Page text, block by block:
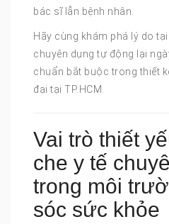
bác sĩ lẫn bệnh nhân.
Hãy cùng khám phá lý do
chuyên dụng tự động lại
chuẩn bắt buộc trong thiết
đại tại TP.HCM.
Vai trò thiết
che y tế
trong môi
sóc sức khỏe